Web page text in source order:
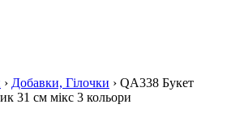
› Добавки, Гілочки › QA338 Букет
31 см мікс 3 кольори